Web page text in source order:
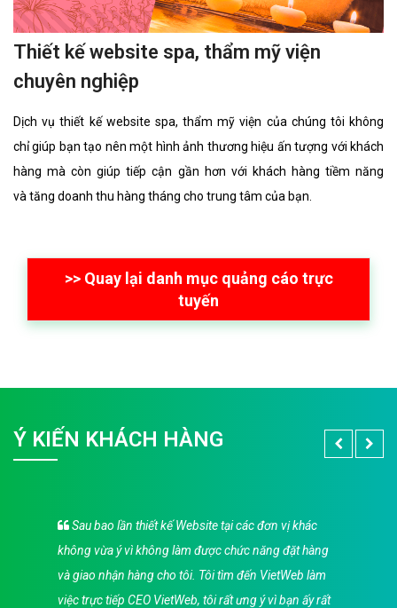
Thiết kế website spa, thẩm mỹ viện
chuyên nghiệp
Dịch vụ thiết kế website spa, thẩm mỹ viện của chúng tôi không
chỉ giúp bạn tạo nên một hình ảnh thương hiệu ấn tượng với khách
hàng mà còn giúp tiếp cận gần hơn với khách hàng tiềm năng
và tăng doanh thu hàng tháng cho trung tâm của bạn.
>> Quay lại danh mục quảng cáo trực
tuyến
Ý KIẾN KHÁCH HÀNG
Sau bao lần thiết kế Website tại các đơn vị khác
không vừa ý vì không làm được chức năng đặt hàng
và giao nhận hàng cho tôi. Tôi tìm đến VietWeb làm
việc trực tiếp CEO VietWeb, tôi rất ưng ý vì bạn ấy rất